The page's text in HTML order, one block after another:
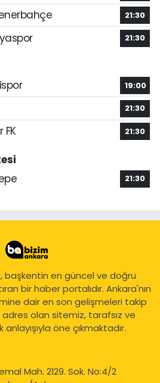
21:30
21:30
19:00
21:30
21:30
21:30
başkentin en güncel ve doğru
bir haber portalıdır. Ankara'nın
dair en son gelişmeleri takip
olan sitemiz, tarafsız ve
öne çıkmaktadır.
Mah. 2129. Sok. No:4/2